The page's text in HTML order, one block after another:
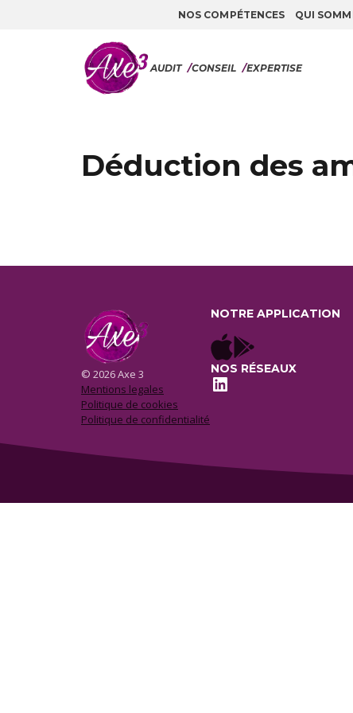
NOS COMPÉTENCES QUI
AUDIT /CONSEIL /EXPERTISE
Déduction des
© 2026 Axe 3
Mentions legales
Politique de cookies
Politique de confidentialité
NOTRE APPLICATION
NOS RÉSEAUX
LinkedIn